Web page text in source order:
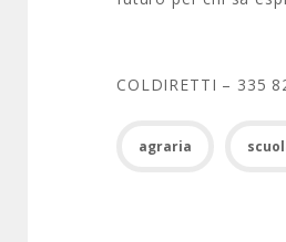
COLDIRETTI – 335
agraria